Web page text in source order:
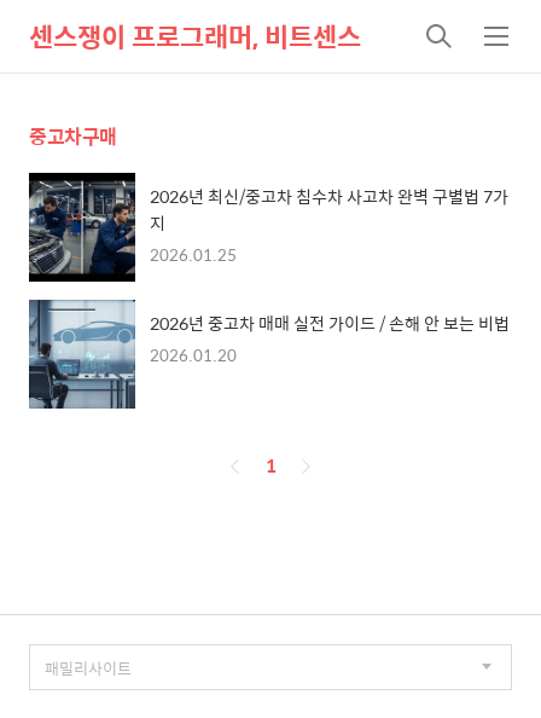
센스쟁이 프로그래머, 비트센스
검
색
메
뉴
중고차구매
2026년 최신/중고차 침수차 사고차 완벽 구별법 7가
지
2026.01.25
2026년 중고차 매매 실전 가이드 / 손해 안 보는 비법
2026.01.20
페
1